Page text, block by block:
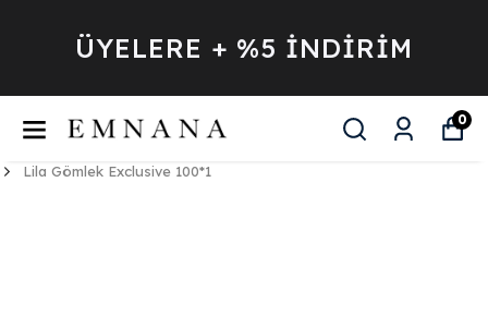
ÜYELERE + %5 İNDİRİM
0
Lila Gömlek Exclusive 100*1